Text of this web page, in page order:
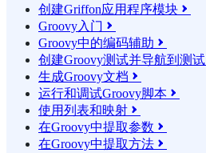
创建Griffon应用程序模块 
Groovy入门 
Groovy中的编码辅助 
创建Groovy测试并导航到测试
生成Groovy文档 
运行和调试Groovy脚本 
使用列表和映射 
在Groovy中提取参数 
在Groovy中提取方法 